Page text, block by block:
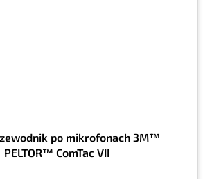
po mikrofonach 3M™
PELTOR™ ComTac VII